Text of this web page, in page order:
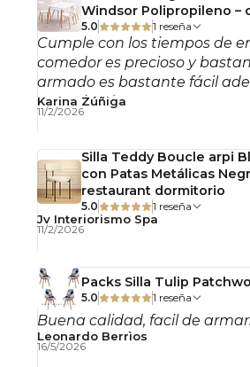
Silla exterior, silla ratán sintético
terraza resistente agua, silla
restaurante terraza, silla bistró
resistente al sol, mobiliario
Windsor Polipropileno –
5.0 1 reseña
Cumple con los tiempos de
comedor es precioso y
armado es bastante fácil
recomiendo!
Karina Zúñiga
11/2/2026
Silla Teddy Boucle arpi
con Patas Metálicas
restaurant dormitorio
5.0 1 reseña
Jv Interiorismo Spa
11/2/2026
Packs Silla Tulip
5.0 1 reseña
Buena calidad, facil de
Leonardo Berrìos
16/5/2026